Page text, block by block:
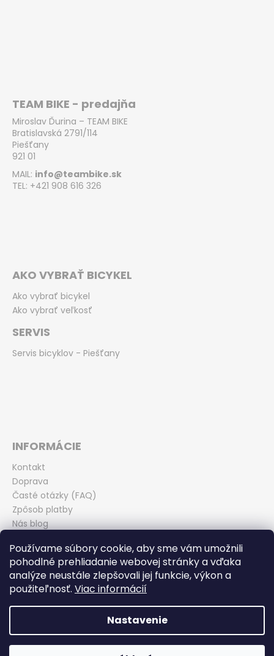
Používame súbory cookie, aby sme vám umožnili
pohodlné prehliadanie webovej stránky a vďaka
analýze neustále zlepšovali jej funkcie, výkon a
použiteľnosť. Viac informácií
Nastavenie
TEAM BIKE - predajňa
Miroslav Ďurina – TEAM BIKE
Bratislavská 2791/114
Piešťany
921 01
MAIL: info@teambike.sk
TEL: +421 908 616 326
AKO VYBRAŤ BICYKEL
Ako vybrať bicykel
Ako vybrať veľkosť
SERVIS
Servis bicyklov - Piešťany
INFORMÁCIE
Kontakt
Doprava
Časté otázky (FAQ)
Zpôsob platby
Nás blog
Zásady ochrany osobných údajov
Odstúpenie od kúpnej zmluvy
Copyright 2026Miroslav Ďurina - TEAM BIKE Piešťany.